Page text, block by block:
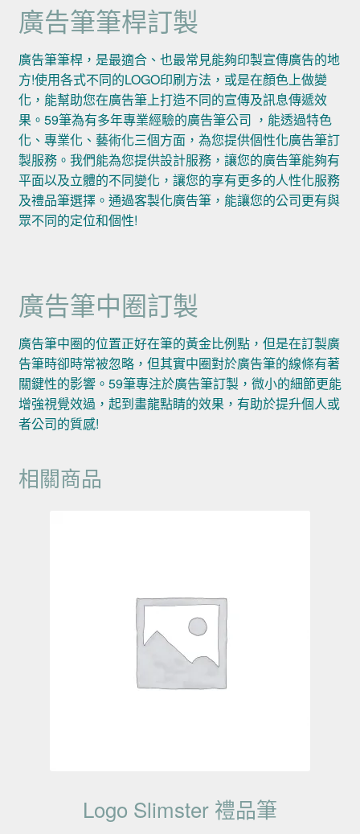
廣告筆筆桿訂製
廣告筆筆桿，是最適合、也最常見能夠印製宣傳廣告的地
方!使用各式不同的LOGO印刷方法，或是在顏色上做變
化，能幫助您在廣告筆上打造不同的宣傳及訊息傳遞效
果。59筆為有多年專業經驗的廣告筆公司 ，能透過特色
化、專業化、藝術化三個方面，為您提供個性化廣告筆訂
製服務。我們能為您提供設計服務，讓您的廣告筆能夠有
平面以及立體的不同變化，讓您的享有更多的人性化服務
及禮品筆選擇。通過客製化廣告筆，能讓您的公司更有與
眾不同的定位和個性!
廣告筆中圈訂製
廣告筆中圈的位置正好在筆的黃金比例點，但是在訂製廣
告筆時卻時常被忽略，但其實中圈對於廣告筆的線條有著
關鍵性的影響。59筆專注於廣告筆訂製，微小的細節更能
增強視覺效過，起到畫龍點睛的效果，有助於提升個人或
者公司的質感!
相關商品
Logo Slimster 禮品筆